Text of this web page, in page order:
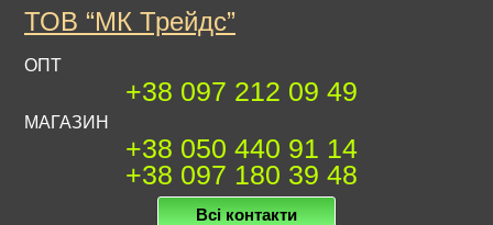
ТОВ “МК Трейдс”
ОПТ
+38 097 212 09 49
МАГАЗИН
+38 050 440 91 14
+38 097 180 39 48
Всі контакти